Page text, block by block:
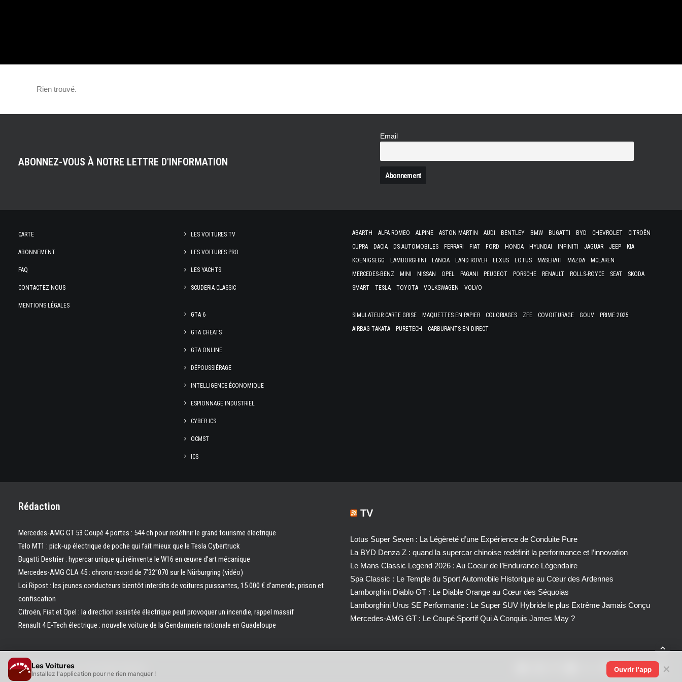
Rien trouvé.
ABONNEZ-VOUS À NOTRE LETTRE D'INFORMATION
Email
CARTE
ABONNEMENT
FAQ
CONTACTEZ-NOUS
MENTIONS LÉGALES
LES VOITURES TV
LES VOITURES PRO
LES YACHTS
SCUDERIA CLASSIC
GTA 6
GTA CHEATS
GTA ONLINE
DÉPOUSSIÉRAGE
INTELLIGENCE ÉCONOMIQUE
ESPIONNAGE INDUSTRIEL
CYBER ICS
OCMST
ICS
ABARTH ALFA ROMEO ALPINE ASTON MARTIN AUDI BENTLEY BMW BUGATTI BYD CHEVROLET
CITROËN
CUPRA
DACIA DS AUTOMOBILES FERRARI FIAT FORD HONDA HYUNDAI INFINITI JAGUAR JEEP
KIA
KOENIGSEGG
LAMBORGHINI LANCIA LAND ROVER LEXUS LOTUS MASERATI MAZDA
MCLAREN
MERCEDES-BENZ
MINI NISSAN OPEL PAGANI PEUGEOT PORSCHE RENAULT ROLLS-ROYCE SEAT
SKODA
SMART
TESLA TOYOTA VOLKSWAGEN VOLVO
SIMULATEUR CARTE GRISE MAQUETTES EN PAPIER COLORIAGES ZFE COVOITURAGE GOUV
PRIME 2025
AIRBAG TAKATA
PURETECH CARBURANTS EN DIRECT
Rédaction
Mercedes-AMG GT 53 Coupé 4 portes : 544 ch pour redéfinir le grand tourisme électrique
Telo MT1 : pick‑up électrique de poche qui fait mieux que le Tesla Cybertruck
Bugatti Destrier : hypercar unique qui réinvente le W16 en œuvre d’art mécanique
Mercedes-AMG CLA 45 : chrono record de 7’32″070 sur le Nürburgring (vidéo)
Loi Ripost : les jeunes conducteurs bientôt interdits de voitures puissantes, 15 000 € d’amende, prison et
confiscation
Citroën, Fiat et Opel : la direction assistée électrique peut provoquer un incendie, rappel massif
Renault 4 E-Tech électrique : nouvelle voiture de la Gendarmerie nationale en Guadeloupe
TV
Lotus Super Seven : La Légèreté d’une Expérience de Conduite Pure
La BYD Denza Z : quand la supercar chinoise redéfinit la performance et l’innovation
Le Mans Classic Legend 2026 : Au Coeur de l’Endurance Légendaire
Spa Classic : Le Temple du Sport Automobile Historique au Cœur des Ardennes
Lamborghini Diablo GT : Le Diable Orange au Cœur des Séquoias
Lamborghini Urus SE Performante : Le Super SUV Hybride le plus Extrême Jamais Conçu
Mercedes-AMG GT : Le Coupé Sportif Qui A Conquis James May ?
© 2026 Les Voitures. | Tous droits réservés.
Les Voitures
Installez l'application pour ne rien manquer !
Ouvrir l'app ✕